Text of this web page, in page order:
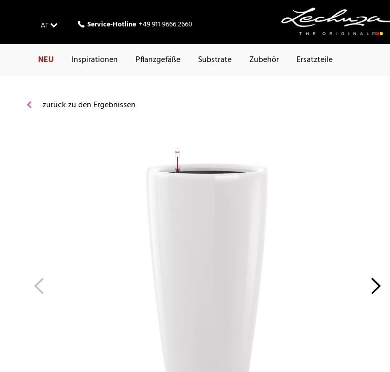
AT Service-Hotline +49 911 9666 2660
NEU Inspirationen Pflanzgefäße Substrate Zubehör Ersatzteile
zurück zu den Ergebnissen